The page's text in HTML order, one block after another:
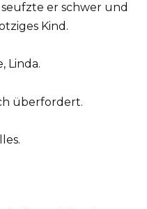
er schwer und
Kind.
Linda.
überfordert.